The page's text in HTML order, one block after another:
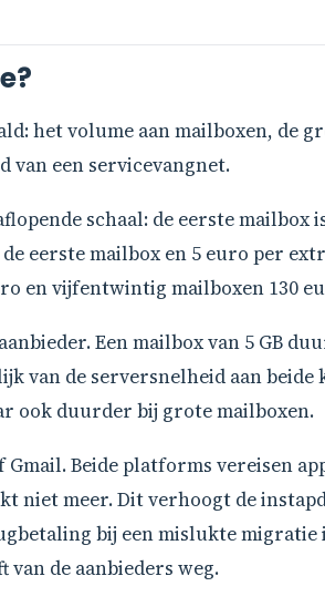
het volume aan mailboxen, de
van een servicevangnet.
schaal: de eerste mailbox
eerste mailbox en 5 euro per
en vijfentwintig mailboxen 130
Een mailbox van 5 GB
van de serversnelheid aan beide
ook duurder bij grote mailboxen.
Beide platforms vereisen
niet meer. Dit verhoogt de
bij een mislukte migratie
de aanbieders weg.